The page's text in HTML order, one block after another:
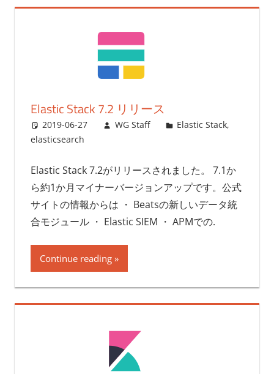
Elastic Stack 7.2 リリース
2019-06-27 WG Staff Elastic Stack,
elasticsearch
Elastic Stack 7.2がリリースされました。 7.1か
ら約1か月マイナーバージョンアップです。公式
サイトの情報からは ・ Beatsの新しいデータ統
合モジュール ・ Elastic SIEM ・ APMでの.
Continue reading